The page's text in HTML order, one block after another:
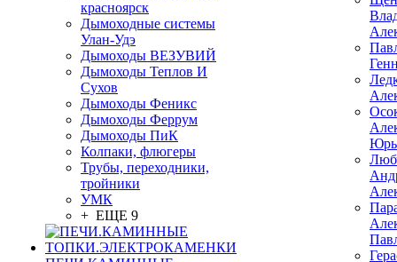
красноярск
Дымоходные системы
Улан-Удэ
Дымоходы ВЕЗУВИЙ
Дымоходы Теплов И
Сухов
Дымоходы Феникс
Дымоходы Феррум
Дымоходы ПиК
Колпаки, флюгеры
Трубы, переходники,
тройники
УМК
+ ЕЩЕ 9